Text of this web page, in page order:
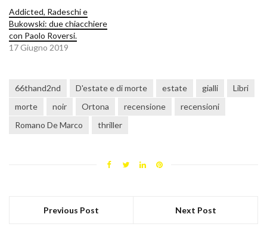
Addicted, Radeschi e
Bukowski: due chiacchiere
con Paolo Roversi.
17 Giugno 2019
66thand2nd D'estate e di morte estate gialli
Libri
morte
noir Ortona recensione
recensioni
Romano De Marco
thriller
Previous Post Next Post